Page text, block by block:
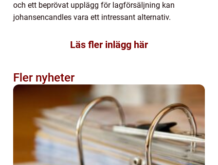
och ett beprövat upplägg för lagförsäljning kan
johansencandles vara ett intressant alternativ.
Läs fler inlägg här
Fler nyheter